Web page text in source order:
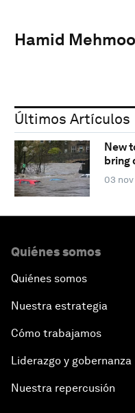
Hamid
Últimos Artículos
New
bring
03 nov
Quiénes somos
Quiénes somos
Nuestra estrategia
Cómo trabajamos
Liderazgo y gobernanza
Nuestra repercusión